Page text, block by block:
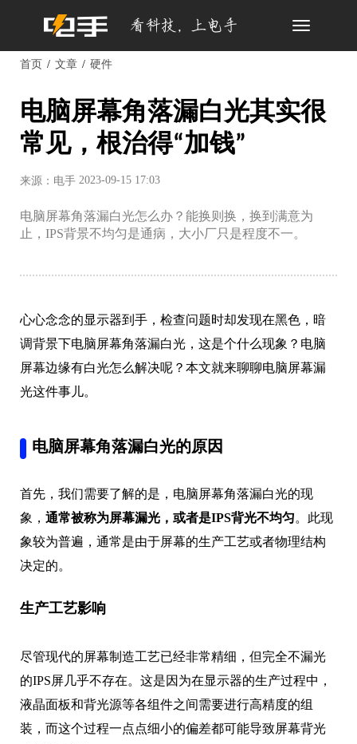
Toggle
首页 文章 硬件
电脑屏幕角落漏白光其实很
常见，根治得“加钱”
来源：电手 2023-09-15 17:03
电脑屏幕角落漏白光怎么办？能换则换，换到满意为
止，IPS背景不均匀是通病，大小厂只是程度不一。
心心念念的显示器到手，检查问题时却发现在黑色，暗
调背景下电脑屏幕角落漏白光，这是个什么现象？电脑
屏幕边缘有白光怎么解决呢？本文就来聊聊电脑屏幕漏
光这件事儿。
电脑屏幕角落漏白光的原因
首先，我们需要了解的是，电脑屏幕角落漏白光的现
象， 通常被称为屏幕漏光，或者是IPS背光不均匀。此现
象较为普遍，通常是由于屏幕的生产工艺或者物理结构
决定的。
生产工艺影响
尽管现代的屏幕制造工艺已经非常精细，但完全不漏光
的IPS屏几乎不存在。这是因为在显示器的生产过程中，
液晶面板和背光源等各组件之间需要进行高精度的组
装，而这个过程一点点细小的偏差都可能导致屏幕背光